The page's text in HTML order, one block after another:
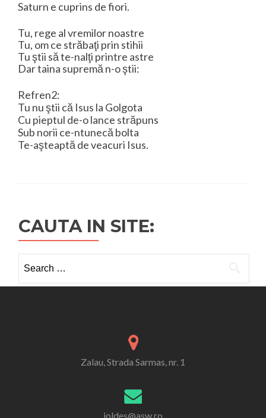
Saturn e cuprins de fiori.
Tu, rege al vremilor noastre
Tu, om ce străbaţi prin stihii
Tu ştii să te-nalţi printre astre
Dar taina supremă n-o ştii:
Refren2:
Tu nu ştii că Isus la Golgota
Cu pieptul de-o lance străpuns
Sub norii ce-ntunecă bolta
Te-aşteaptă de veacuri Isus.
CAUTA IN SITE:
for:
Zalau, Strada Sarmas, nr. 1
joldes@asw.ro